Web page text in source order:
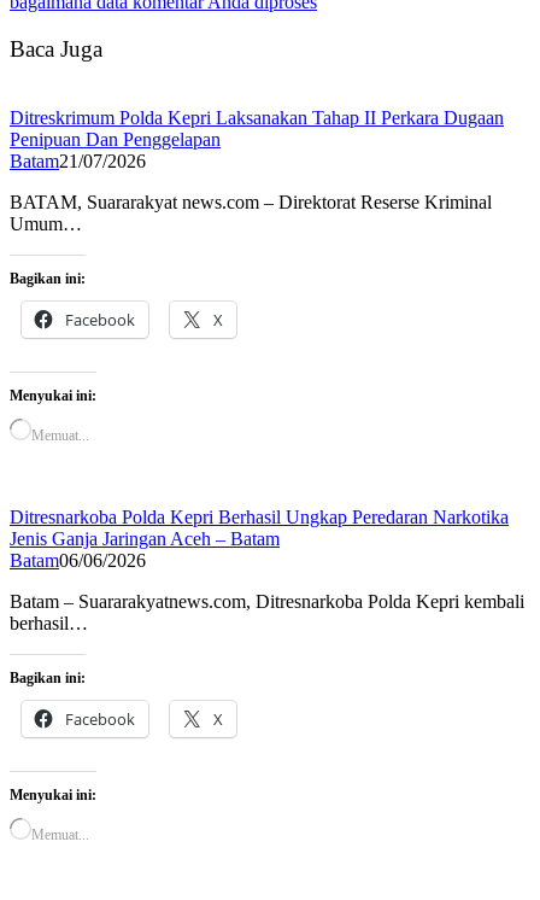
Baca Juga
Ditreskrimum Polda Kepri Laksanakan Tahap II Perkara Dugaan
Penipuan Dan Penggelapan
Batam21/07/2026
BATAM, Suararakyat news.com – Direktorat Reserse Kriminal
Umum…
Bagikan ini:
Facebook X
Menyukai ini:
Memuat...
Ditresnarkoba Polda Kepri Berhasil Ungkap Peredaran Narkotika
Jenis Ganja Jaringan Aceh – Batam
Batam06/06/2026
Batam – Suararakyatnews.com, Ditresnarkoba Polda Kepri kembali
berhasil…
Bagikan ini:
Facebook X
Menyukai ini:
Memuat...